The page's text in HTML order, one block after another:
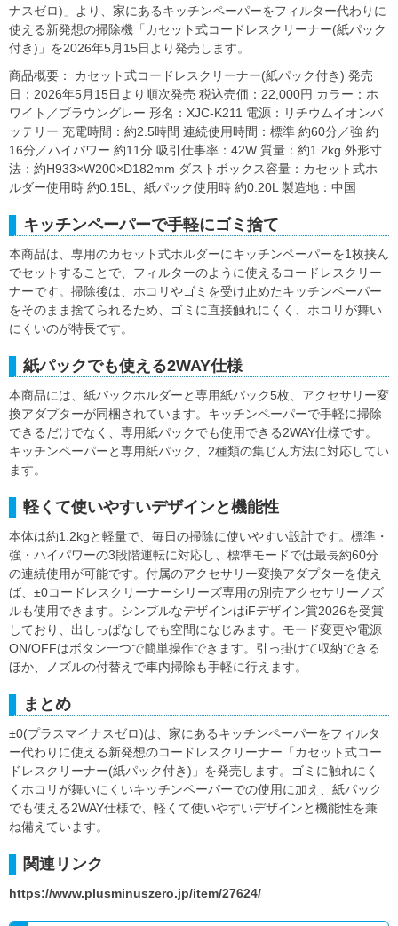
ナスゼロ)」より、家にあるキッチンペーパーをフィルター代わりに
使える新発想の掃除機「カセット式コードレスクリーナー(紙パック
付き)」を2026年5月15日より発売します。
商品概要： カセット式コードレスクリーナー(紙パック付き) 発売
日：2026年5月15日より順次発売 税込売価：22,000円 カラー：ホ
ワイト／ブラウングレー 形名：XJC-K211 電源：リチウムイオンバ
ッテリー 充電時間：約2.5時間 連続使用時間：標準 約60分／強 約
16分／ハイパワー 約11分 吸引仕事率：42W 質量：約1.2kg 外形寸
法：約H933×W200×D182mm ダストボックス容量：カセット式ホ
ルダー使用時 約0.15L、紙パック使用時 約0.20L 製造地：中国
キッチンペーパーで手軽にゴミ捨て
本商品は、専用のカセット式ホルダーにキッチンペーパーを1枚挟ん
でセットすることで、フィルターのように使えるコードレスクリー
ナーです。掃除後は、ホコリやゴミを受け止めたキッチンペーパー
をそのまま捨てられるため、ゴミに直接触れにくく、ホコリが舞い
にくいのが特長です。
紙パックでも使える2WAY仕様
本商品には、紙パックホルダーと専用紙パック5枚、アクセサリー変
換アダプターが同梱されています。キッチンペーパーで手軽に掃除
できるだけでなく、専用紙パックでも使用できる2WAY仕様です。
キッチンペーパーと専用紙パック、2種類の集じん方法に対応してい
ます。
軽くて使いやすいデザインと機能性
本体は約1.2kgと軽量で、毎日の掃除に使いやすい設計です。標準・
強・ハイパワーの3段階運転に対応し、標準モードでは最長約60分
の連続使用が可能です。付属のアクセサリー変換アダプターを使え
ば、±0コードレスクリーナーシリーズ専用の別売アクセサリーノズ
ルも使用できます。シンプルなデザインはiFデザイン賞2026を受賞
しており、出しっぱなしでも空間になじみます。モード変更や電源
ON/OFFはボタン一つで簡単操作できます。引っ掛けて収納できる
ほか、ノズルの付替えで車内掃除も手軽に行えます。
まとめ
±0(プラスマイナスゼロ)は、家にあるキッチンペーパーをフィルタ
ー代わりに使える新発想のコードレスクリーナー「カセット式コー
ドレスクリーナー(紙パック付き)」を発売します。ゴミに触れにく
くホコリが舞いにくいキッチンペーパーでの使用に加え、紙パック
でも使える2WAY仕様で、軽くて使いやすいデザインと機能性を兼
ね備えています。
関連リンク
https://www.plusminuszero.jp/item/27624/